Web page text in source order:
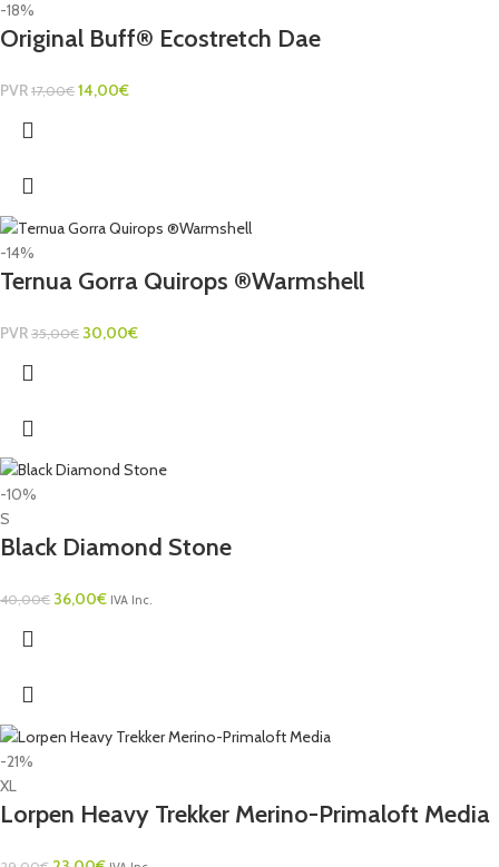
-18%
Original Buff® Ecostretch Dae
PVR 17,00€ 14,00€
-14%
Ternua Gorra Quirops ®Warmshell
PVR 35,00€ 30,00€
-10%
S
Black Diamond Stone
40,00€ 36,00€ IVA Inc.
-21%
XL
Lorpen Heavy Trekker Merino-Primaloft Media